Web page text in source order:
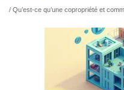
/ Qu’est-ce qu’une copropriété et